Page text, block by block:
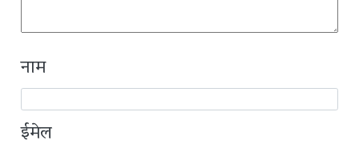
नाम
ईमेल